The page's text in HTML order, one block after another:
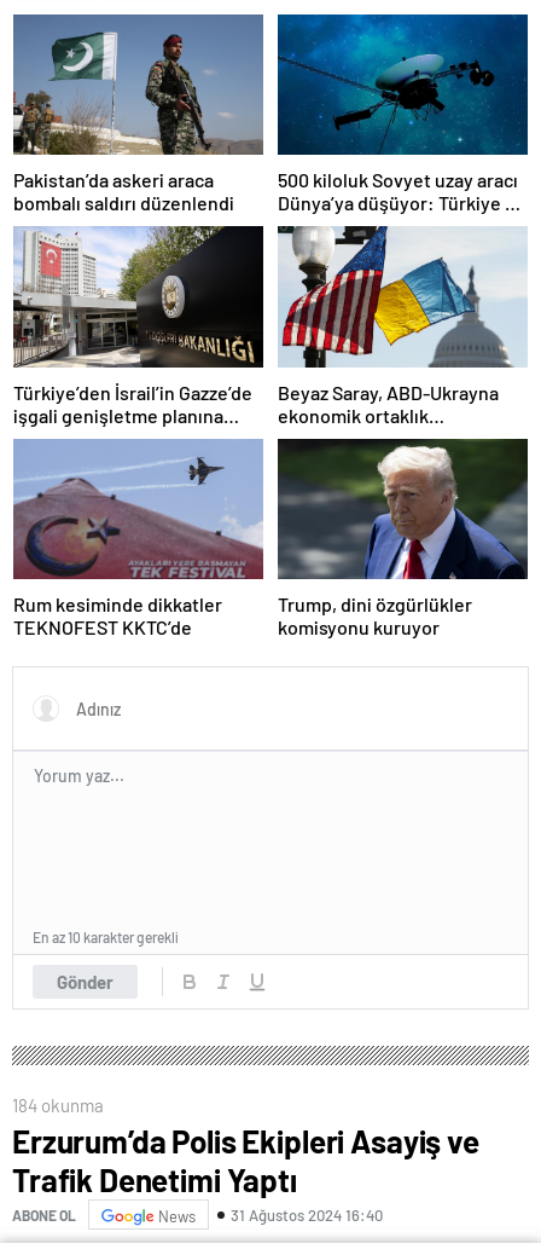
Pakistan’da askeri araca
bombalı saldırı düzenlendi
500 kiloluk Sovyet uzay aracı
Dünya’ya düşüyor: Türkiye de
risk altında
Türkiye’den İsrail’in Gazze’de
işgali genişletme planına
tepki
Beyaz Saray, ABD-Ukrayna
ekonomik ortaklık
anlaşmasının detaylarını
Rum kesiminde dikkatler
TEKNOFEST KKTC’de
Trump, dini özgürlükler
komisyonu kuruyor
Gönder
En az 10 karakter gerekli
184 okunma
Erzurum’da Polis Ekipleri Asayiş ve
Trafik Denetimi Yaptı
ABONE OL News 31 Ağustos 2024 16:40